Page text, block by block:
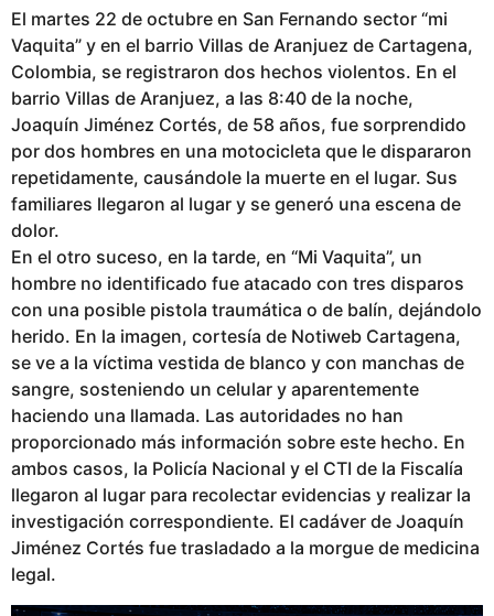
2
a
ñ
o
s
p
u
b
l
i
c
a
d
o
El martes 22 de octubre en San Fernando sector “mi
Vaquita” y en el barrio Villas de Aranjuez de Cartagena,
Colombia, se registraron dos hechos violentos. En el
barrio Villas de Aranjuez, a las 8:40 de la noche,
Joaquín Jiménez Cortés, de 58 años, fue sorprendido
por dos hombres en una motocicleta que le dispararon
repetidamente, causándole la muerte en el lugar. Sus
familiares llegaron al lugar y se generó una escena de
dolor.
En el otro suceso, en la tarde, en “Mi Vaquita”, un
hombre no identificado fue atacado con tres disparos
con una posible pistola traumática o de balín, dejándolo
herido. En la imagen, cortesía de Notiweb Cartagena,
se ve a la víctima vestida de blanco y con manchas de
sangre, sosteniendo un celular y aparentemente
haciendo una llamada. Las autoridades no han
proporcionado más información sobre este hecho. En
ambos casos, la Policía Nacional y el CTI de la Fiscalía
llegaron al lugar para recolectar evidencias y realizar la
investigación correspondiente. El cadáver de Joaquín
Jiménez Cortés fue trasladado a la morgue de medicina
legal.